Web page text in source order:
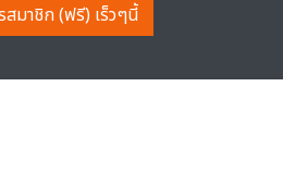
สมาชิก (ฟรี) เร็วๆนี้